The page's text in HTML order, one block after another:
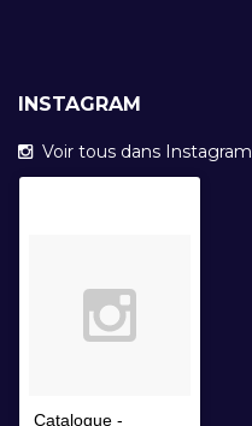
INSTAGRAM
Voir tous dans Instagram
Catalogue -